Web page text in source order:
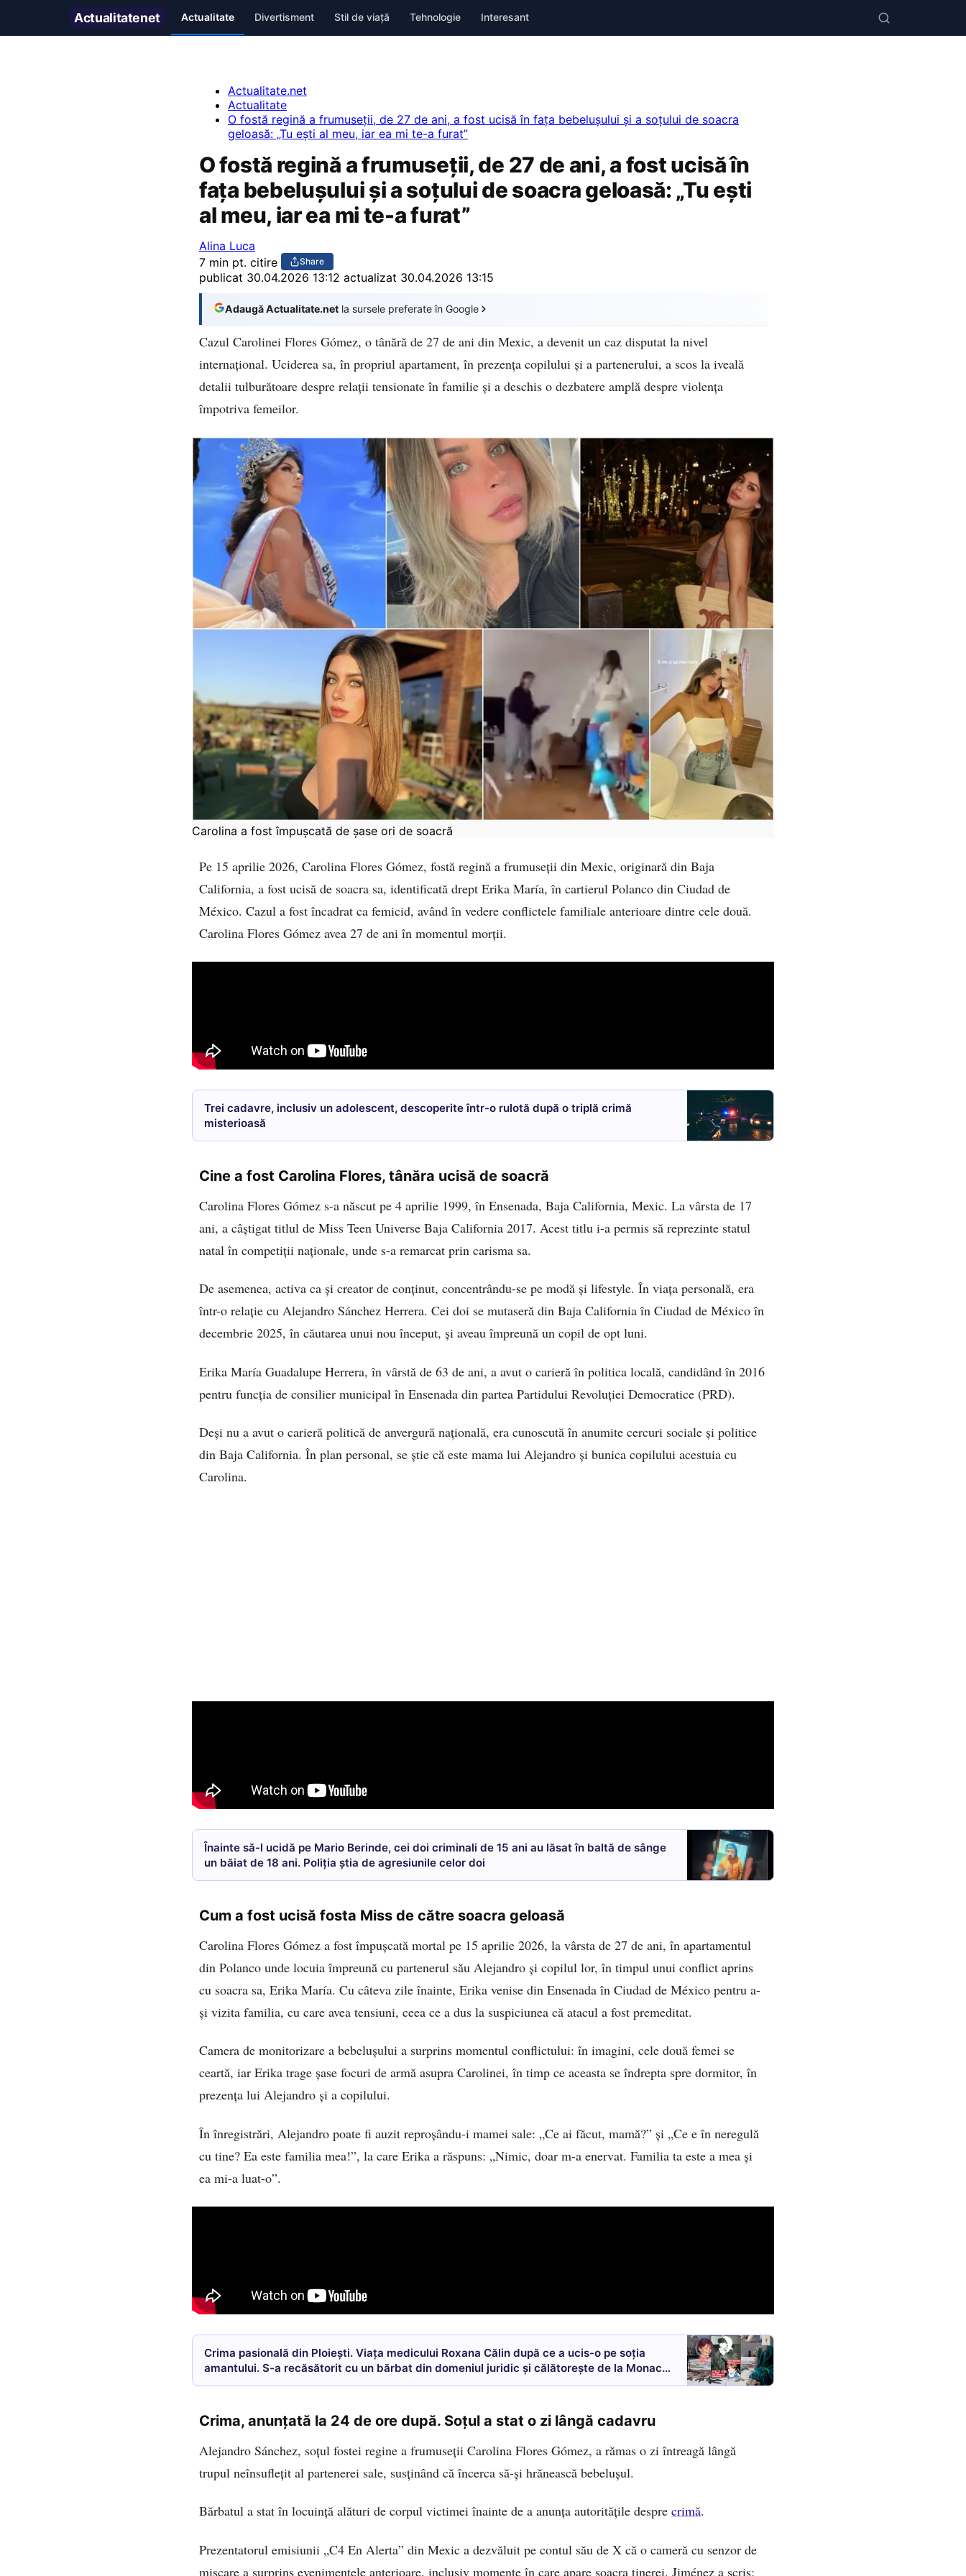
Actualitatenet Actualitate Divertisment Stil de viață Tehnologie Interesant
Actualitate.net
Actualitate
O fostă regină a frumuseții, de 27 de ani, a fost ucisă în fața bebelușului și a soțului de soacra
geloasă: „Tu ești al meu, iar ea mi te-a furat”
O fostă regină a frumuseții, de 27 de ani, a fost ucisă în
fața bebelușului și a soțului de soacra geloasă: „Tu ești
al meu, iar ea mi te-a furat”
Alina Luca
7 min pt. citire
Share
publicat 30.04.2026 13:12 actualizat 30.04.2026 13:15
Adaugă Actualitate.net la sursele preferate în Google
Cazul Carolinei Flores Gómez, o tânără de 27 de ani din Mexic, a devenit un caz disputat la nivel
internațional. Uciderea sa, în propriul apartament, în prezența copilului și a partenerului, a scos la iveală
detalii tulburătoare despre relații tensionate în familie și a deschis o dezbatere amplă despre violența
împotriva femeilor.
Carolina a fost împușcată de șase ori de soacră
Pe 15 aprilie 2026, Carolina Flores Gómez, fostă regină a frumuseții din Mexic, originară din Baja
California, a fost ucisă de soacra sa, identificată drept Erika María, în cartierul Polanco din Ciudad de
México. Cazul a fost încadrat ca femicid, având în vedere conflictele familiale anterioare dintre cele două.
Carolina Flores Gómez avea 27 de ani în momentul morții.
Trei cadavre, inclusiv un adolescent, descoperite într-o rulotă după o triplă crimă
misterioasă
Cine a fost Carolina Flores, tânăra ucisă de soacră
Carolina Flores Gómez s-a născut pe 4 aprilie 1999, în Ensenada, Baja California, Mexic. La vârsta de 17
ani, a câștigat titlul de Miss Teen Universe Baja California 2017. Acest titlu i-a permis să reprezinte statul
natal în competiții naționale, unde s-a remarcat prin carisma sa.
De asemenea, activa ca și creator de conținut, concentrându-se pe modă și lifestyle. În viața personală, era
într-o relație cu Alejandro Sánchez Herrera. Cei doi se mutaseră din Baja California în Ciudad de México în
decembrie 2025, în căutarea unui nou început, și aveau împreună un copil de opt luni.
Erika María Guadalupe Herrera, în vârstă de 63 de ani, a avut o carieră în politica locală, candidând în 2016
pentru funcția de consilier municipal în Ensenada din partea Partidului Revoluției Democratice (PRD).
Deși nu a avut o carieră politică de anvergură națională, era cunoscută în anumite cercuri sociale și politice
din Baja California. În plan personal, se știe că este mama lui Alejandro și bunica copilului acestuia cu
Carolina.
Înainte să-l ucidă pe Mario Berinde, cei doi criminali de 15 ani au lăsat în baltă de sânge
un băiat de 18 ani. Poliția știa de agresiunile celor doi
Cum a fost ucisă fosta Miss de către soacra geloasă
Carolina Flores Gómez a fost împușcată mortal pe 15 aprilie 2026, la vârsta de 27 de ani, în apartamentul
din Polanco unde locuia împreună cu partenerul său Alejandro și copilul lor, în timpul unui conflict aprins
cu soacra sa, Erika María. Cu câteva zile înainte, Erika venise din Ensenada în Ciudad de México pentru a-
și vizita familia, cu care avea tensiuni, ceea ce a dus la suspiciunea că atacul a fost premeditat.
Camera de monitorizare a bebelușului a surprins momentul conflictului: în imagini, cele două femei se
ceartă, iar Erika trage șase focuri de armă asupra Carolinei, în timp ce aceasta se îndrepta spre dormitor, în
prezența lui Alejandro și a copilului.
În înregistrări, Alejandro poate fi auzit reproșându-i mamei sale: „Ce ai făcut, mamă?” și „Ce e în neregulă
cu tine? Ea este familia mea!”, la care Erika a răspuns: „Nimic, doar m-a enervat. Familia ta este a mea și
ea mi-a luat-o”.
Crima pasională din Ploiești. Viața medicului Roxana Călin după ce a ucis-o pe soția
amantului. S-a recăsătorit cu un bărbat din domeniul juridic și călătorește de la Monaco
în toată lumea
Crima, anunțată la 24 de ore după. Soțul a stat o zi lângă cadavru
Alejandro Sánchez, soțul fostei regine a frumuseții Carolina Flores Gómez, a rămas o zi întreagă lângă
trupul neînsuflețit al partenerei sale, susținând că încerca să-și hrănească bebelușul.
Bărbatul a stat în locuință alături de corpul victimei înainte de a anunța autoritățile despre crimă.
Prezentatorul emisiunii „C4 En Alerta” din Mexic a dezvăluit pe contul său de X că o cameră cu senzor de
mișcare a surprins evenimentele anterioare, inclusiv momente în care apare soacra tinerei. Jiménez a scris: